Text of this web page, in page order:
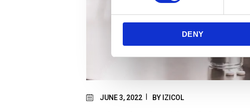
e
c
DENY
JUNE 3, 2022 BY IZICOL